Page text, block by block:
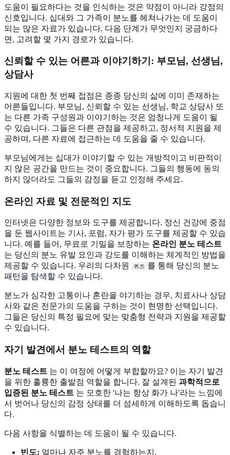
도움이 필요하다는 것을 인식하는 것은 약점이 아니라 강점의
신호입니다. 십대와 그 가족이 분노를 헤쳐나가는 데 도움이
되는 많은 자료가 있습니다. 다음 단계가 무엇인지 궁금하다
면, 고려할 몇 가지 경로가 있습니다.
신뢰할 수 있는 어른과 이야기하기: 부모님, 선생님,
상담사
지원에 대한 첫 번째 접점은 종종 당신의 삶에 이미 존재하는
어른들입니다. 부모님, 신뢰할 수 있는 선생님, 학교 상담사 또
는 다른 가족 구성원과 이야기하는 것은 엄청나게 도움이 될
수 있습니다. 그들은 다른 관점을 제공하고, 정서적 지원을 제
공하며, 다른 자료에 접근하는 데 도움을 줄 수 있습니다.
부모님에게는 십대가 이야기할 수 있는 개방적이고 비판적이
지 않은 공간을 만드는 것이 중요합니다. 그들의 행동에 동의
하지 않더라도 그들의 감정을 듣고 인정해 주세요.
온라인 자료 및 전문적인 지도
인터넷은 다양한 정보와 도구를 제공합니다. 정신 건강에 중점
을 둔 웹사이트는 기사, 포럼, 자가 평가 도구를 제공할 수 있습
니다. 예를 들어, 무료로 기밀을 보장하는 온라인 분노 테스트
는 당신의 분노 유발 요인과 강도를 이해하는 체계적인 방법을
제공할 수 있습니다. 우리의 다차원
퀴즈 를 통해 당신의 분노
패턴을 탐색할 수 있습니다.
분노가 심각한 고통이나 혼란을 야기하는 경우, 치료사나 상담
사와 같은 전문가의 도움을 구하는 것이 현명한 선택입니다.
그들은 당신의 특정 필요에 맞는 맞춤형 전략과 지원을 제공할
수 있습니다.
자기 발견에서 분노 테스트의 역할
분노 테스트 는 이 여정에 어떻게 부합할까요? 이는 자기 발견
을 위한 훌륭한 출발점 역할을 합니다. 잘 설계된 과학적으로
입증된 분노 테스트 는 모호한 '나는 항상 화가 나'라는 느낌에
서 벗어나 당신의 감정 상태를 더 섬세하게 이해하도록 돕습니
다.
다음 사항을 식별하는 데 도움이 될 수 있습니다.
빈도: 얼마나 자주 분노를 경험하는지.